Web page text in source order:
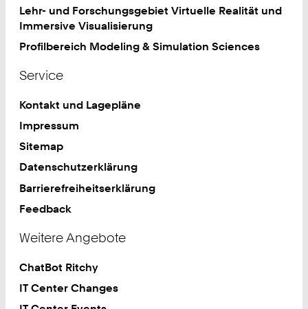
Lehr- und Forschungsgebiet Virtuelle Realität und
Immersive Visualisierung
Profilbereich Modeling & Simulation Sciences
Service
Kontakt und Lagepläne
Impressum
Sitemap
Datenschutzerklärung
Barrierefreiheitserklärung
Feedback
Weitere Angebote
ChatBot Ritchy
IT Center Changes